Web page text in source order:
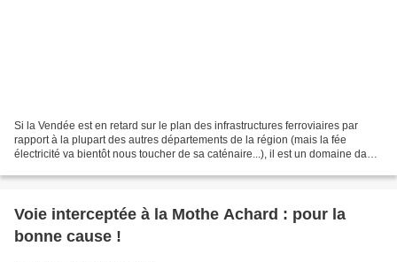
Si la Vendée est en retard sur le plan des infrastructures ferroviaires par
rapport à la plupart des autres départements de la région (mais la fée
électricité va bientôt nous toucher de sa caténaire...), il est un domaine dans
Voie interceptée à la Mothe Achard : pour la
bonne cause !